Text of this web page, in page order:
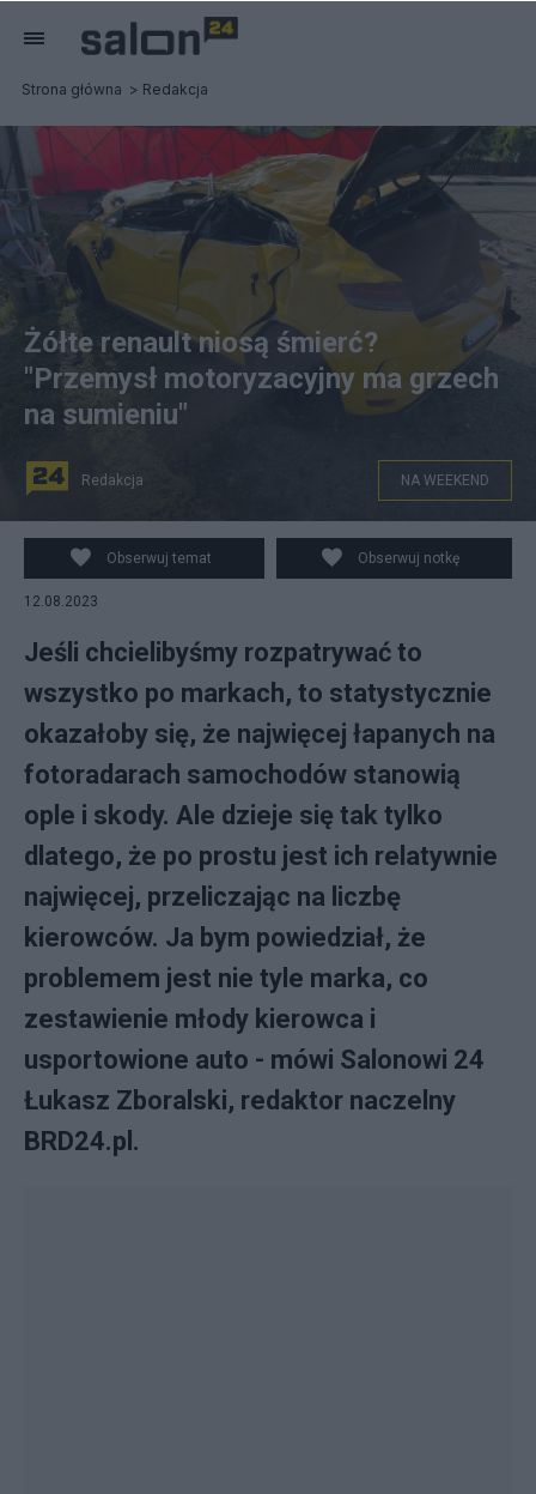
Strona główna Redakcja
W Harmężach koło Oświęcimia zginęli młodzi ludzie.
Tak wyglądalo auto, które pożyczyli Fot. PAP/KPP w
Oświęcimiu
Żółte renault niosą śmierć?
"Przemysł motoryzacyjny ma grzech
na sumieniu"
Redakcja NA WEEKEND
Obserwuj temat Obserwuj notkę
12.08.2023
Jeśli chcielibyśmy rozpatrywać to
wszystko po markach, to statystycznie
okazałoby się, że najwięcej łapanych na
fotoradarach samochodów stanowią
ople i skody. Ale dzieje się tak tylko
dlatego, że po prostu jest ich relatywnie
najwięcej, przeliczając na liczbę
kierowców. Ja bym powiedział, że
problemem jest nie tyle marka, co
zestawienie młody kierowca i
usportowione auto - mówi Salonowi 24
Łukasz Zboralski, redaktor naczelny
BRD24.pl.